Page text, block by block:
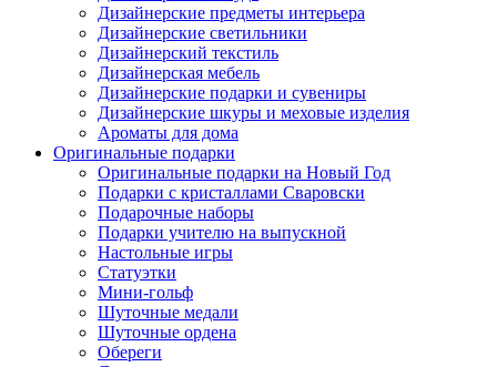
Дизайнерские предметы интерьера
Дизайнерские светильники
Дизайнерский текстиль
Дизайнерская мебель
Дизайнерские подарки и сувениры
Дизайнерские шкуры и меховые изделия
Ароматы для дома
Оригинальные подарки
Оригинальные подарки на Новый Год
Подарки с кристаллами Сваровски
Подарочные наборы
Подарки учителю на выпускной
Настольные игры
Статуэтки
Мини-гольф
Шуточные медали
Шуточные ордена
Обереги